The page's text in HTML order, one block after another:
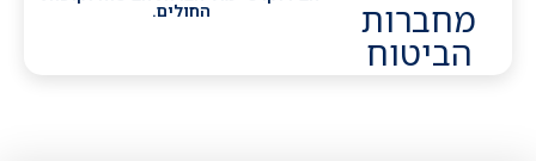
מחברות
הביטוח
החולים.